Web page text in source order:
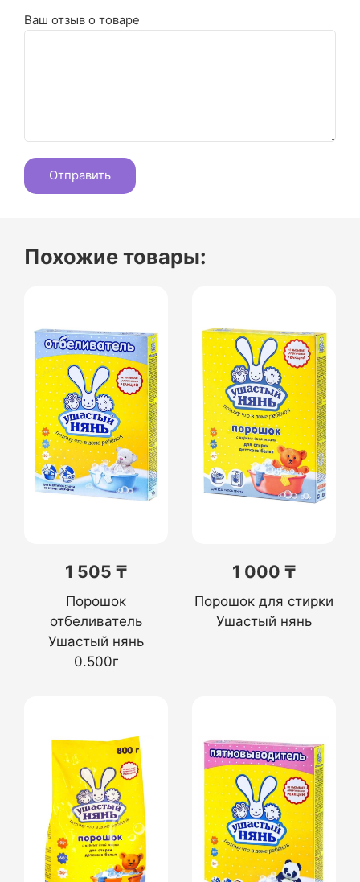
Ваш отзыв о товаре
Похожие товары:
1 505 ₸
Порошок
отбеливатель
Ушастый нянь
0.500г
1 000 ₸
Порошок для стирки
Ушастый нянь